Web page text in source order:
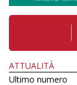
ATTUALITÀ
Ultimo numero